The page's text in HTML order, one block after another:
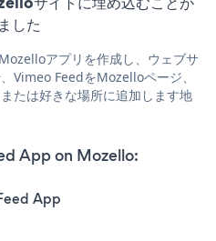
した
アプリを作成し、ウェブサ
Vimeo FeedをMozelloページ、
たは好きな場所に追加します地
App on Mozello:
App